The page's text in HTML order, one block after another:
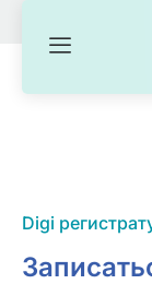
Digi